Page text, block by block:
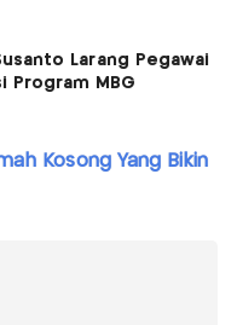
Larang Pegawai
Program MBG
Kosong Yang Bikin